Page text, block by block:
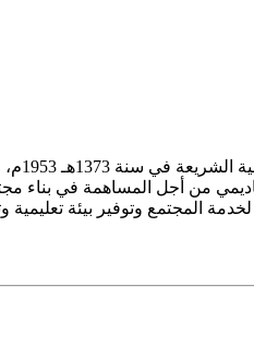
من أجل المساهمة في
لخدمة المجتمع وتوفير بيئة